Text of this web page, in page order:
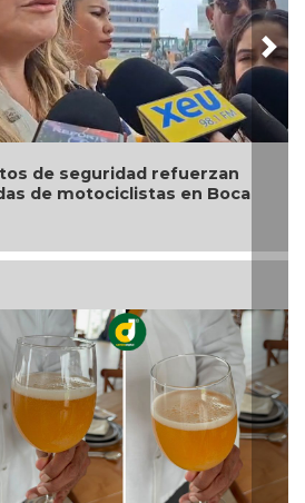
Trade Center fortalecerá
de Boca del Río: